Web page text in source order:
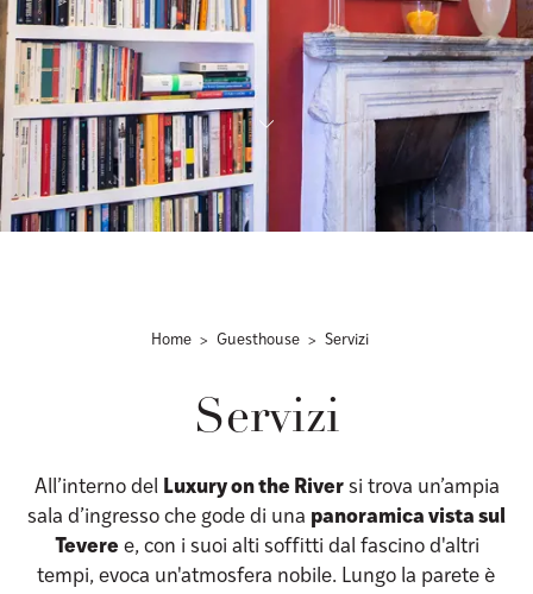
Home Guesthouse Servizi
Servizi
All’interno del Luxury on the River si trova un’ampia
sala d’ingresso che gode di una panoramica vista sul
Tevere e, con i suoi alti soffitti dal fascino d'altri
tempi, evoca un'atmosfera nobile. Lungo la parete è